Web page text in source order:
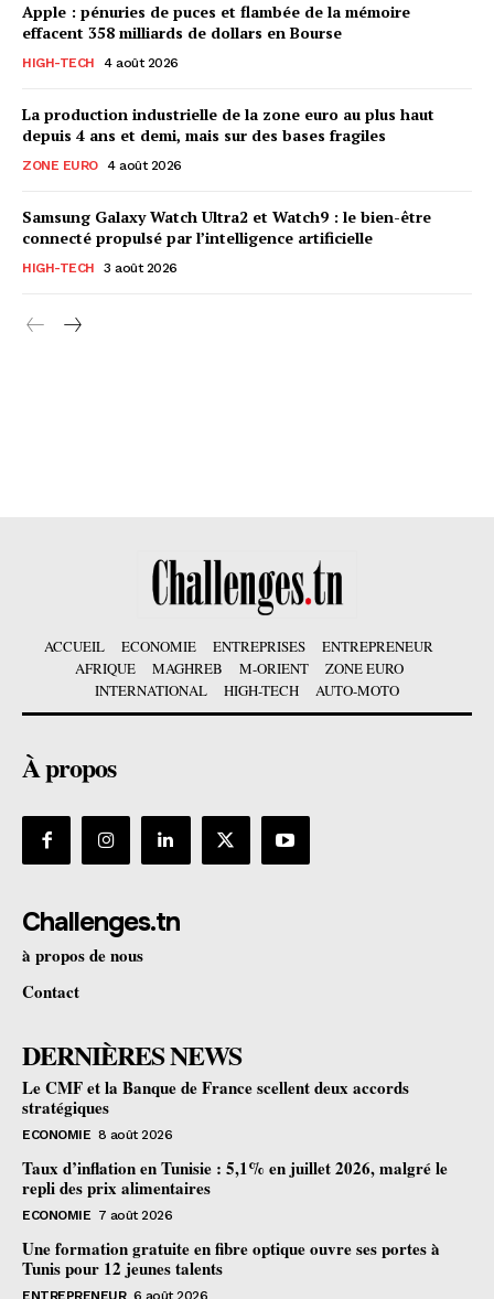
Apple : pénuries de puces et flambée de la mémoire
effacent 358 milliards de dollars en Bourse
HIGH-TECH 4 août 2026
La production industrielle de la zone euro au plus haut
depuis 4 ans et demi, mais sur des bases fragiles
ZONE EURO 4 août 2026
Samsung Galaxy Watch Ultra2 et Watch9 : le bien-être
connecté propulsé par l’intelligence artificielle
HIGH-TECH 3 août 2026
ACCUEIL ECONOMIE ENTREPRISES
ENTREPRENEUR
AFRIQUE
MAGHREB M-ORIENT
ZONE EURO
INTERNATIONAL
HIGH-TECH AUTO-MOTO
À propos
Challenges.tn
à propos de nous
Contact
DERNIÈRES NEWS
Le CMF et la Banque de France scellent deux accords
stratégiques
ECONOMIE 8 août 2026
Taux d’inflation en Tunisie : 5,1% en juillet 2026, malgré le
repli des prix alimentaires
ECONOMIE 7 août 2026
Une formation gratuite en fibre optique ouvre ses portes à
Tunis pour 12 jeunes talents
ENTREPRENEUR 6 août 2026